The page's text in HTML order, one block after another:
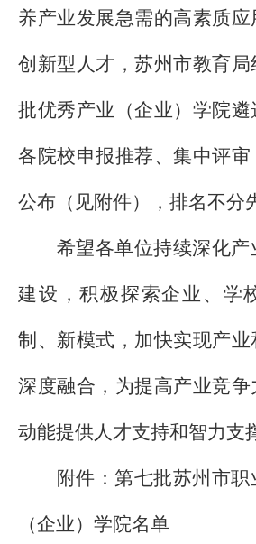
养产业发展急需的高素质应
创新型人才，苏州市教育
批优秀产业（企业）学院
各院校申报推荐、集中评
公布（见附件），排名不分
希望各单位持续深化
建设，积极探索企业、学
制、新模式，加快实现产业
深度融合，为提高产业竞
动能提供人才支持和智力支
附件：第七批苏州市
（企业）学院名单